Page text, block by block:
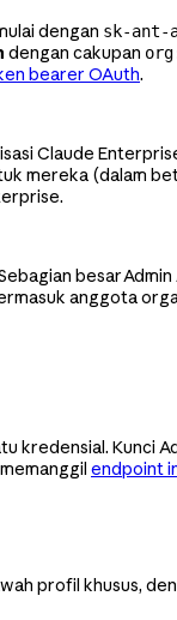
dengan sk-ant-
dengan cakupan
bearer OAuth.
Claude
mereka (dalam
besar
anggota
kredensial. Kunci
endpoint
profil khusus,